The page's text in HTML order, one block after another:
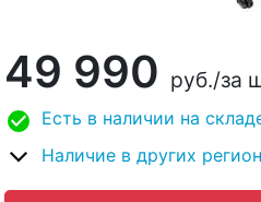
49 990 руб./за
Есть в наличии на
Наличие в других